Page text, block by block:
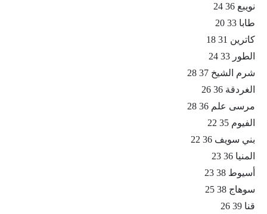
نويبع 36 24
طابا 33 20
كاترين 31 18
الطور 33 24
شرم الشيخ 37 28
الغردقة 36 26
مرسى علم 36 28
الفيوم 35 22
بني سويف 36 22
المنيا 36 23
أسيوط 38 23
سوهاج 38 25
قنا 39 26